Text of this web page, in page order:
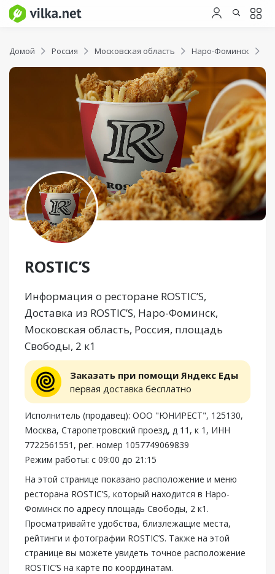
Домой Россия Московская область Наро-Фоминск
ROSTIC’S
Информация о ресторане ROSTIC’S,
Доставка из ROSTIC’S, Наро-Фоминск,
Московская область, Россия, площадь
Свободы, 2 к1
Заказать при помощи Яндекс Еды
первая доставка бесплатно
Исполнитель (продавец): ООО "ЮНИРЕСТ", 125130,
Москва, Старопетровский проезд, д 11, к 1, ИНН
7722561551, рег. номер 1057749069839
Режим работы: с 09:00 до 21:15
На этой странице показано расположение и меню
ресторана ROSTIC’S, который находится в Наро-
Фоминск по адресу площадь Свободы, 2 к1.
Просматривайте удобства, близлежащие места,
рейтинги и фотографии ROSTIC’S. Также на этой
странице вы можете увидеть точное расположение
ROSTIC’S на карте по координатам.